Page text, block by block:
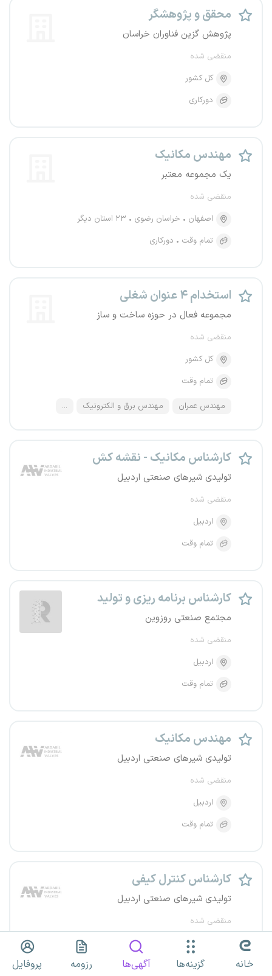
محقق و پژوهشگر
پژوهش گزین فناوران خراسان
منقضی شده
کل کشور
دورکاری
مهندس مکانیک
یک مجموعه معتبر
منقضی شده
اصفهان
خراسان رضوی
۲۳ استان دیگر
تمام وقت
دورکاری
استخدام ۴ عنوان شغلی
مجموعه فعال در حوزه ساخت و ساز
منقضی شده
کل کشور
تمام وقت
مهندس عمران مهندس برق و الکترونیک ...
کارشناس مکانیک - نقشه کش
تولیدی شیرهای صنعتی اردبیل
منقضی شده
اردبیل
تمام وقت
کارشناس برنامه ریزی و تولید
مجتمع صنعتی روزوین
منقضی شده
اردبیل
تمام وقت
مهندس مکانیک
تولیدی شیرهای صنعتی اردبیل
منقضی شده
اردبیل
تمام وقت
کارشناس کنترل کیفی
تولیدی شیرهای صنعتی اردبیل
منقضی شده
اردبیل
تمام وقت
خانه گزینه‌ها آگهی‌ها رزومه پروفایل